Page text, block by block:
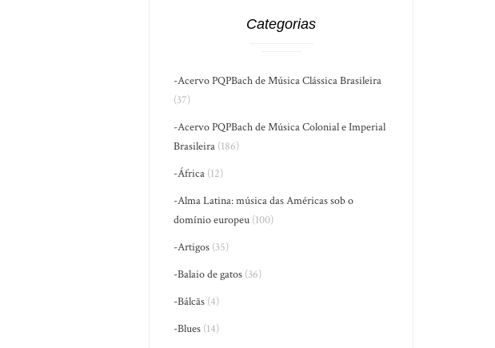
Categorias
-Acervo PQPBach de Música Clássica Brasileira
(37)
-Acervo PQPBach de Música Colonial e Imperial
Brasileira (186)
-África (12)
-Alma Latina: música das Américas sob o
domínio europeu (100)
-Artigos (35)
-Balaio de gatos (36)
-Bálcãs (4)
-Blues (14)